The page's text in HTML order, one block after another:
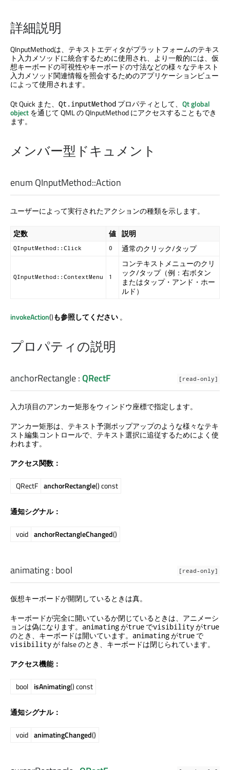
詳細説明
QInputMethodは、テキストエディタがプラットフォームのテキス
ト入力メソッドに統合するために使用され、より一般的には、仮
想キーボードの可視性やキーボードの寸法などの様々なテキスト
入力メソッド関連情報を照会するためのアプリケーションビュー
によって使用されます。
Qt Quick また、 Qt.inputMethod プロパティとして、 Qt global
objectを通じて QML の QInputMethod にアクセスすることもでき
ます。
メンバー型ドキュメント
enum QInputMethod::Action
ユーザーによって実行されたアクションの種類を示します。
定数 値 説明
QInputMethod::Click 0 通常のクリック/タップ
QInputMethod::ContextMenu 1
コンテキストメニューのクリ
ック/タップ（例：右ボタン
またはタップ・アンド・ホー
ルド）
invokeAction()も参照してください。
プロパティの説明
[read-only]
anchorRectangle:QRectF
入力項目のアンカー矩形をウィンドウ座標で指定します。
アンカー矩形は、テキスト予測ポップアップのような様々なテキ
スト編集コントロールで、テキスト選択に追従するためによく使
われます。
アクセス関数：
QRectF anchorRectangle() const
通知シグナル：
void anchorRectangleChanged()
[read-only]
animating: bool
仮想キーボードが開閉しているときは真。
キーボードが完全に開いているか閉じているときは、アニメーシ
ョンは偽になります。 animatingがtrue でvisibilityがtrue
のとき、キーボードは開いています。 animatingがtrue で
visibilityが false のとき、キーボードは閉じられています。
アクセス機能：
bool isAnimating() const
通知シグナル：
void animatingChanged()